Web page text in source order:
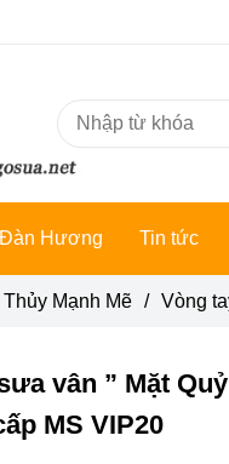
Hương Tin tức
Mạnh Mẽ / Vòng
vân ” Mặt
MS VIP20